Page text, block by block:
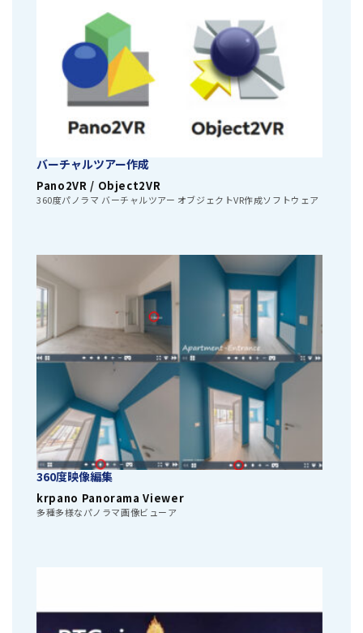
バーチャルツアー作成
Pano2VR / Object2VR
360度パノラマ バーチャルツアー オブジェクトVR作成ソフトウェア
360度映像編集
krpano Panorama Viewer
多種多様なパノラマ画像ビューア